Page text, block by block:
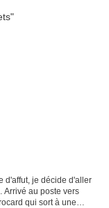
d'affut, je décide d'aller
Arrivé au poste vers
qui sort à une